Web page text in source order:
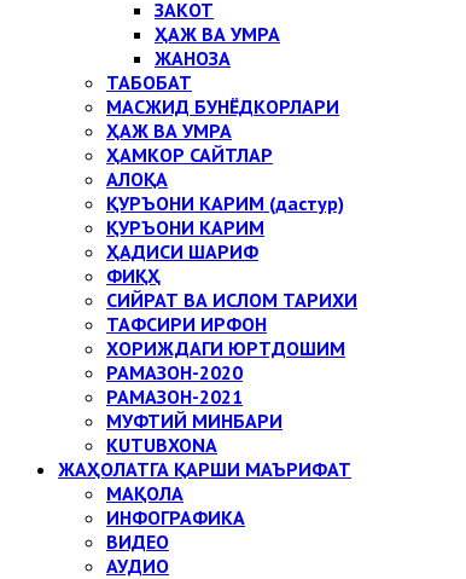
ЗАКОТ
ҲАЖ ВА УМРА
ЖАНОЗА
ТАБОБАТ
МАСЖИД БУНЁДКОРЛАРИ
ҲАЖ ВА УМРА
ҲАМКОР САЙТЛАР
АЛОҚА
ҚУРЪОНИ КАРИМ (дастур)
ҚУРЪОНИ КАРИМ
ҲАДИСИ ШАРИФ
ФИҚҲ
СИЙРАТ ВА ИСЛОМ ТАРИХИ
ТАФСИРИ ИРФОН
ХОРИЖДАГИ ЮРТДОШИМ
РАМАЗОН-2020
РАМАЗОН-2021
МУФТИЙ МИНБАРИ
KUTUBXONA
ЖАҲОЛАТГА ҚАРШИ МАЪРИФАТ
МАҚОЛА
ИНФОГРАФИКА
ВИДЕО
АУДИО